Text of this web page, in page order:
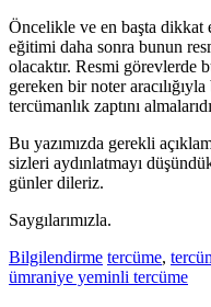
Öncelikle ve en başta
eğitimi daha sonra bunun
olacaktır. Resmi görevlerde
gereken bir noter
tercümanlık zaptını
Bu yazımızda gerekli
sizleri aydınlatmayı
günler dileriz.
Saygılarımızla.
Bilgilendirme tercüme,
ümraniye yeminli tercüme